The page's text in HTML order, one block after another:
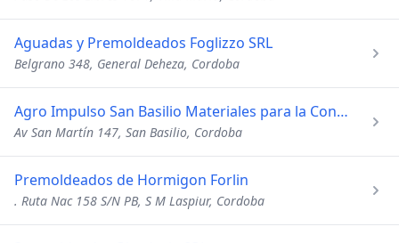
Aguadas y Premoldeados Foglizzo SRL
Belgrano 348, General Deheza, Cordoba
Agro Impulso San Basilio Materiales para la Construccion
Av San Martín 147, San Basilio, Cordoba
Premoldeados de Hormigon Forlin
. Ruta Nac 158 S/N PB, S M Laspiur, Cordoba